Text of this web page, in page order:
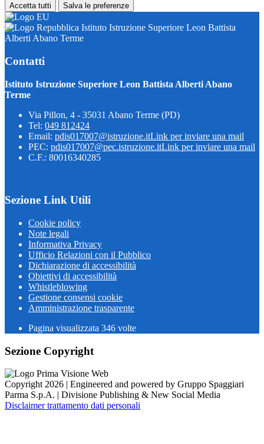
Accetta tutti Salva le preferenze
Istituto Istruzione Superiore Leon Battista
Alberti Abano Terme
Contatti
Istituto Istruzione Superiore Leon Battista Alberti Abano
Terme
Via Pillon, 4 - 35031 Abano Terme (PD)
Tel: 049 812424
Email: pdis017007@istruzione.itLink per inviare una mail
PEC: pdis017007@pec.istruzione.itLink per inviare una mail
C.F.: 80016340285
Sezione Link Utili
Cookie policy
Note legali
Informativa Privacy
Ufficio Relazioni con il Pubblico
Dichiarazione di accessibilità
Obiettivi di accessibilità
Whistleblowing
Gestione consensi cookie
Amministrazione trasparente
Pagina visualizzata 346 volte
Sezione Copyright
Copyright 2026 | Engineered and powered by Gruppo Spaggiari
Parma S.p.A. | Divisione Publishing & New Social Media
Disclaimer trattamento dati personali